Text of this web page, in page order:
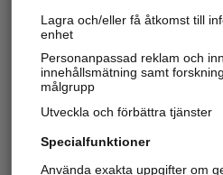
Lagra och/eller få åtkomst till
enhet
Personanpassad reklam och
innehållsmätning samt
målgrupp
Utveckla och förbättra tjänster
Specialfunktioner
Använda exakta uppgifter om